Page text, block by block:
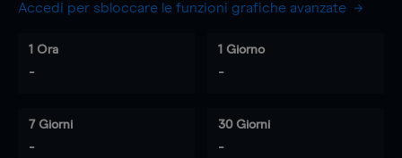
Accedi per sbloccare le funzioni grafiche avanzate
1 Ora
-
1 Giorno
-
7 Giorni
-
30 Giorni
-